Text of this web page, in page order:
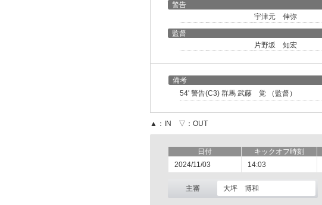
警告
宇津元 伸弥
監督
片野坂 知宏
備考
54' 警告(C3) 群馬 武藤 覚 （監督）
▲：IN ▽：OUT
日付 キックオフ時刻
2024/11/03
14:03
主審 大坪 博和